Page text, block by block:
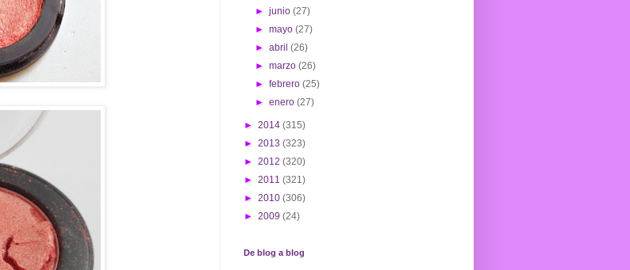
►junio(27)
►mayo(27)
►abril(26)
►marzo(26)
►febrero(25)
►enero(27)
► 2014 (315)
► 2013 (323)
► 2012 (320)
► 2011 (321)
► 2010 (306)
► 2009 (24)
De blog a blog